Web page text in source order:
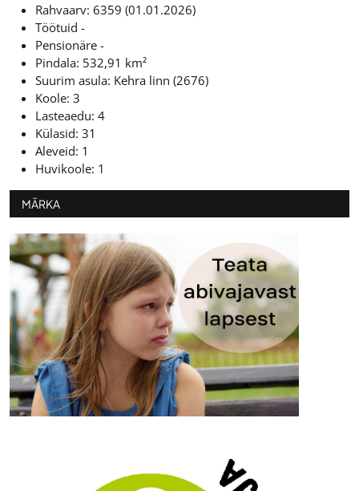
Rahvaarv: 6359 (01.01.2026)
Töötuid -
Pensionäre -
Pindala: 532,91 km²
Suurim asula: Kehra linn (2676)
Koole: 3
Lasteaedu: 4
Külasid: 31
Aleveid: 1
Huvikoole: 1
MÄRKA